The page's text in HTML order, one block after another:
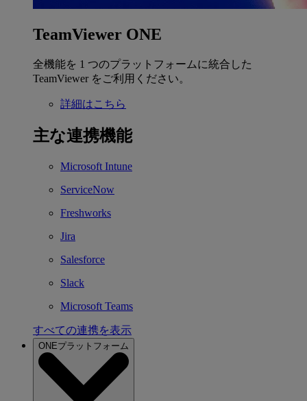
TeamViewer ONE
全機能を 1 つのプラットフォームに統合した
TeamViewer をご利用ください。
詳細はこちら
主な連携機能
Microsoft Intune
ServiceNow
Freshworks
Jira
Salesforce
Slack
Microsoft Teams
すべての連携を表示
ONEプラットフォーム